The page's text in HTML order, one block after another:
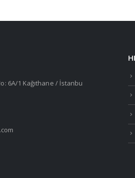
6A/1 Kağıthane / İstanbu